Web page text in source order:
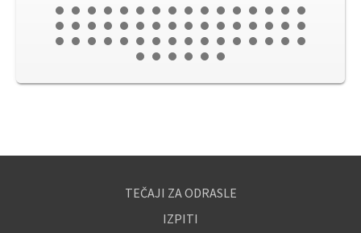
TEČAJI ZA ODRASLE
IZPITI